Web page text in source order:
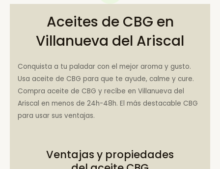
Aceites de CBG en
Villanueva del Ariscal
Conquista a tu paladar con el mejor aroma y gusto.
Usa aceite de CBG para que te ayude, calme y cure.
Compra aceite de CBG y recíbe en Villanueva del
Ariscal en menos de 24h-48h. El más destacable CBG
para usar sus ventajas.
Ventajas y propiedades